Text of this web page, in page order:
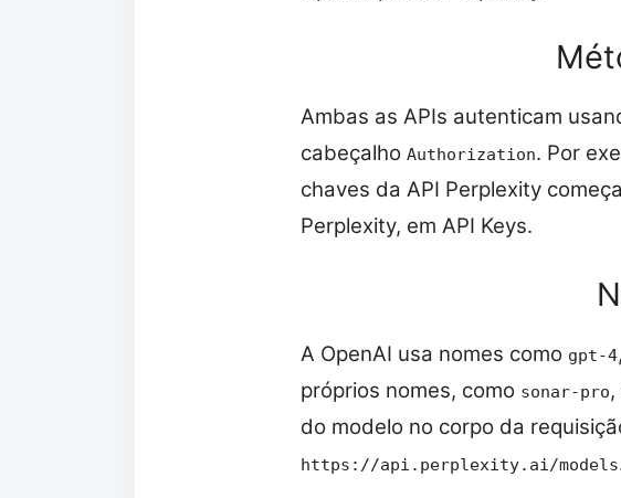
Ambas as APIs autenticam
cabeçalho Authorization. Por
chaves da API Perplexity
Perplexity, em API Keys.
A OpenAI usa nomes como gpt-4,
próprios nomes, como sonar-pro,
do modelo no corpo da
https://api.perplexity.ai/models